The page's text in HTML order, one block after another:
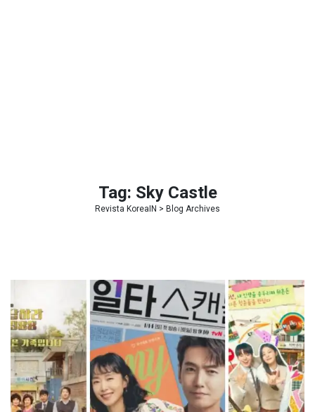
Tag: Sky Castle
Revista KoreaIN > Blog Archives